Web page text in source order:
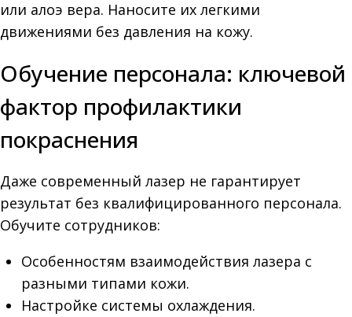
или алоэ вера. Наносите их легкими
движениями без давления на кожу.
Обучение персонала: ключевой
фактор профилактики
покраснения
Даже современный лазер не гарантирует
результат без квалифицированного персонала.
Обучите сотрудников:
Особенностям взаимодействия лазера с
разными типами кожи.
Настройке системы охлаждения.